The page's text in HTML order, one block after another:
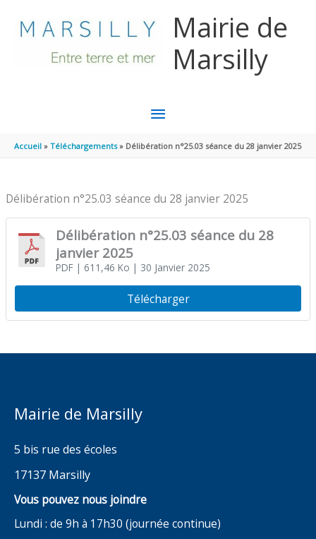
Mairie de
Marsilly
MENU
PRINCIPAL
Accueil Téléchargements Délibération n°25.03 séance du 28 janvier 2025
Délibération n°25.03 séance du 28 janvier 2025
Délibération n°25.03 séance du 28
janvier 2025
PDF| 611,46 Ko | 30 Janvier 2025
Télécharger
Mairie de Marsilly
5 bis rue des écoles
17137 Marsilly
Vous pouvez nous joindre
Lundi : de 9h à 17h30 (journée continue)